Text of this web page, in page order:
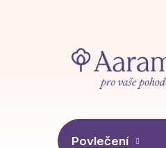
Povlečení